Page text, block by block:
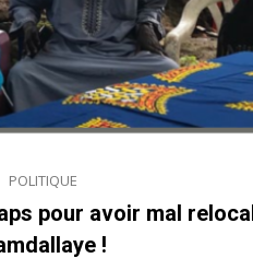
POLITIQUE
pour avoir mal
!